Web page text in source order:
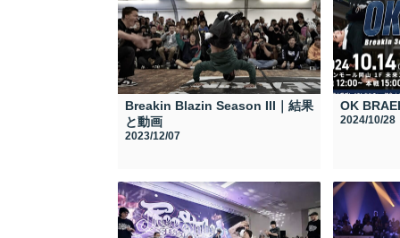
Breakin Blazin Season III｜結果
と動画
2023/12/07
OK
2024/10/28